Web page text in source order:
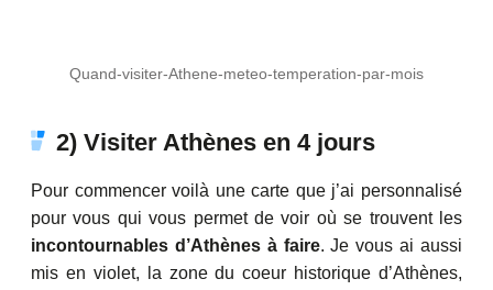
Quand-visiter-Athene-meteo-temperation-par-mois
2) Visiter Athènes en 4 jours
Pour commencer voilà une carte que j’ai personnalisé
pour vous qui vous permet de voir où se trouvent les
incontournables d’Athènes à faire. Je vous ai aussi
mis en violet, la zone du coeur historique d’Athènes,